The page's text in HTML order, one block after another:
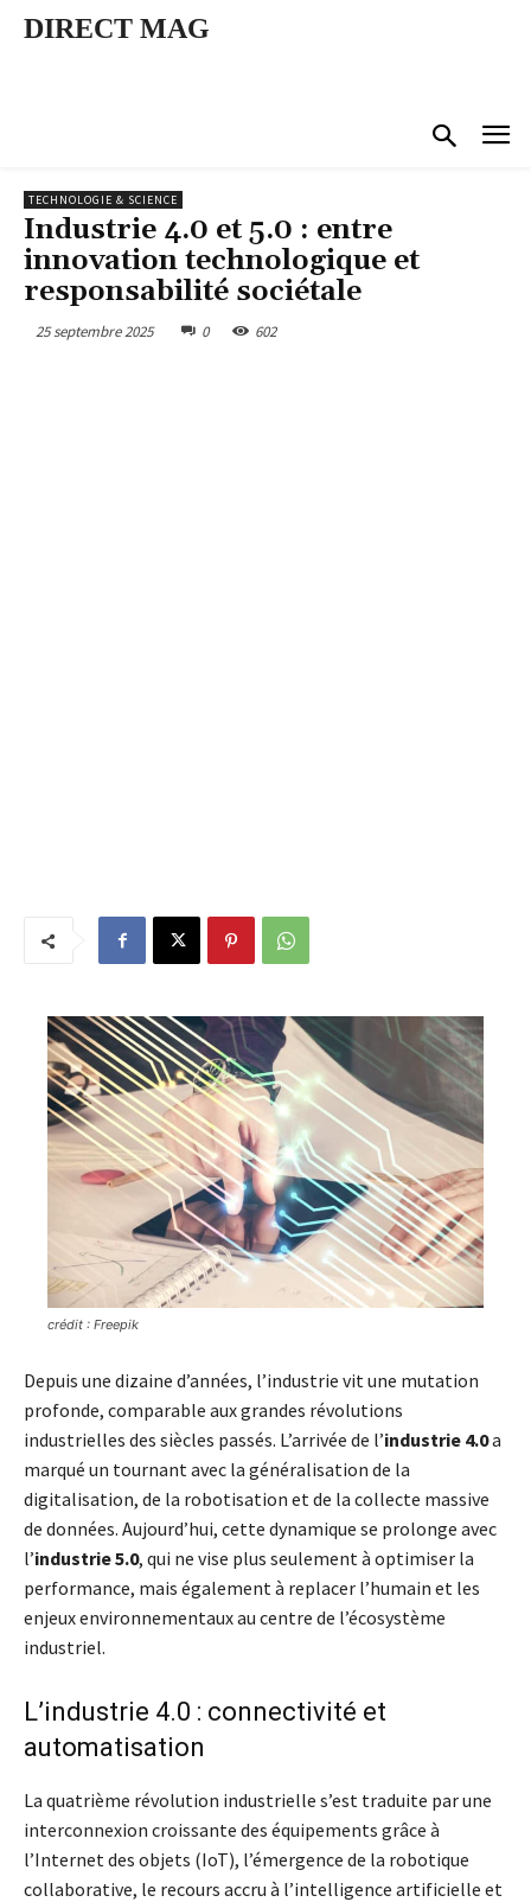
DIRECT MAG
TECHNOLOGIE & SCIENCE
Industrie 4.0 et 5.0 : entre
innovation technologique et
responsabilité sociétale
25 septembre 2025 0 602
crédit : Freepik
Depuis une dizaine d’années, l’industrie vit une mutation
profonde, comparable aux grandes révolutions
industrielles des siècles passés. L’arrivée de l’industrie 4.0a
marqué un tournant avec la généralisation de la
digitalisation, de la robotisation et de la collecte massive
de données. Aujourd’hui, cette dynamique se prolonge avec
l’industrie 5.0, qui ne vise plus seulement à optimiser la
performance, mais également à replacer l’humain et les
enjeux environnementaux au centre de l’écosystème
industriel.
L’industrie 4.0 : connectivité et
automatisation
La quatrième révolution industrielle s’est traduite par une
interconnexion croissante des équipements grâce à
l’Internet des objets (IoT), l’émergence de la robotique
collaborative, le recours accru à l’intelligence artificielle et